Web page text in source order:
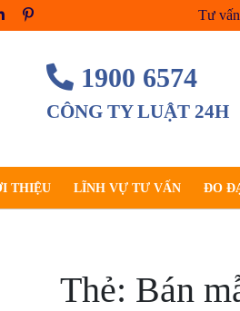
Tư
1900 6574
CÔNG TY LUẬT 24H
THIỆU LĨNH VỰ TƯ VẤN ĐO
Thẻ: Bán